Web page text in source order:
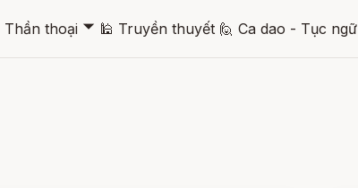
Thần thoại 🞃 🕌 Truyền thuyết 🙋 Ca dao - Tục ngữ